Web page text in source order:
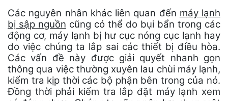
Các nguyên nhân khác liên quan đến máy lạnh
bị sập nguồn cũng có thể do bụi bẩn trong các
động cơ, máy lạnh bị hư cục nóng cục lạnh hay
do việc chúng ta lắp sai các thiết bị điều hòa.
Các vấn đề này được giải quyết nhanh gọn
thông qua việc thường xuyên lau chùi máy lạnh,
kiểm tra kịp thời các bộ phận bên trong của nó.
Đồng thời phải kiểm tra lắp đặt máy lạnh xem